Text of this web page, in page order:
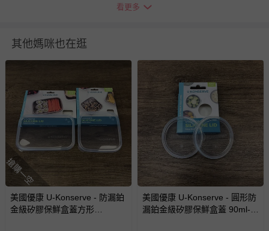
洗滌/清潔建議：可用洗碗機清洗。可浸泡在 1:1 的醋和水
退換貨須知
您所購買的商品享有7天的鑑賞期／猶豫期權益，但此期間
並非試用期，您所退回的商品必須是未經使用的全新狀態，
包含完整包裝、配件、說明文件及贈品等。
如需退換貨，請於收到商品7天（含例假日內提出），如為
瑕疵退換貨所產生的運費，將由媽咪愛負責處理，若非瑕疵
退貨，您可至『查詢訂單』>『已出貨』中查詢該筆訂單，
並點選『我要退貨』即可進行申請。若有相關退貨問題，請
LINE@客服ID: @mamilove
我們將依序為您處理
與服務，謝謝。
針對滿件折/滿額贈…等活動，如因部份退貨，而該訂單保
看更多
其他媽咪也在逛
搶購一空
美國優康 U-Konserve - 防漏鉑
金級矽膠保鮮盒蓋方形
美國優康 U-Konserve - 圓形防
漏鉑金級矽膠保鮮盒蓋 90ml-透